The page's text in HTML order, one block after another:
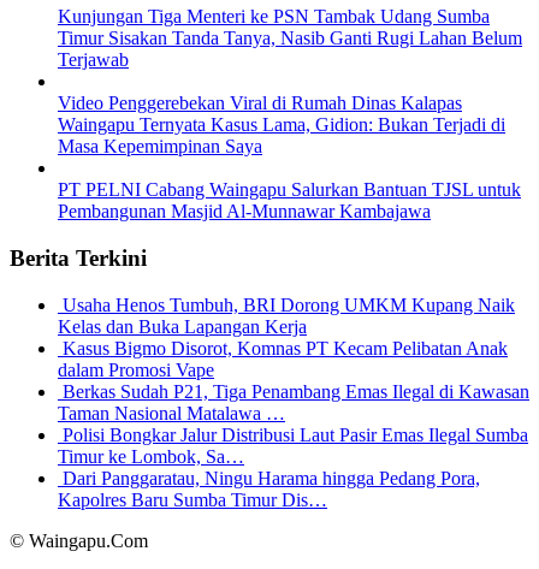
Kunjungan Tiga Menteri ke PSN Tambak Udang Sumba
Timur Sisakan Tanda Tanya, Nasib Ganti Rugi Lahan Belum
Terjawab
Video Penggerebekan Viral di Rumah Dinas Kalapas
Waingapu Ternyata Kasus Lama, Gidion: Bukan Terjadi di
Masa Kepemimpinan Saya
PT PELNI Cabang Waingapu Salurkan Bantuan TJSL untuk
Pembangunan Masjid Al-Munnawar Kambajawa
Berita Terkini
Usaha Henos Tumbuh, BRI Dorong UMKM Kupang Naik
Kelas dan Buka Lapangan Kerja
Kasus Bigmo Disorot, Komnas PT Kecam Pelibatan Anak
dalam Promosi Vape
Berkas Sudah P21, Tiga Penambang Emas Ilegal di Kawasan
Taman Nasional Matalawa …
Polisi Bongkar Jalur Distribusi Laut Pasir Emas Ilegal Sumba
Timur ke Lombok, Sa…
Dari Panggaratau, Ningu Harama hingga Pedang Pora,
Kapolres Baru Sumba Timur Dis…
© Waingapu.Com